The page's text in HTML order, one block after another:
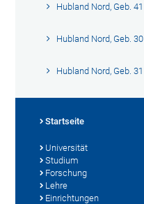
Hubland Nord, Geb. 41
Hubland Nord, Geb. 30
Hubland Nord, Geb. 31
Startseite
Universität
Studium
Forschung
Lehre
Einrichtungen